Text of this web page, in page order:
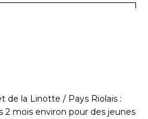
de la Linotte / Pays Riolais :
2 mois environ pour des jeunes